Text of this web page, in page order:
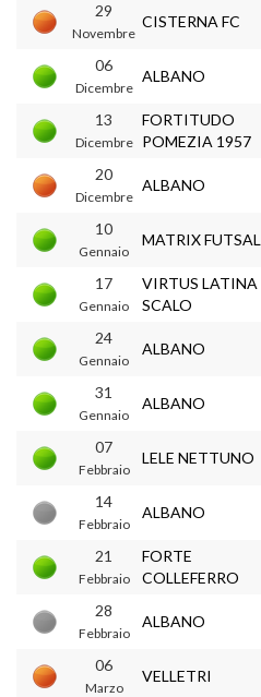
29
Novembre
CISTERNA FC
06
Dicembre
ALBANO
13
Dicembre
FORTITUDO
POMEZIA 1957
20
Dicembre
ALBANO
10
Gennaio
MATRIX FUTSAL
17
Gennaio
VIRTUS LATINA
SCALO
24
Gennaio
ALBANO
31
Gennaio
ALBANO
07
Febbraio
LELE NETTUNO
14
Febbraio
ALBANO
21
Febbraio
FORTE
COLLEFERRO
28
Febbraio
ALBANO
06
Marzo
VELLETRI